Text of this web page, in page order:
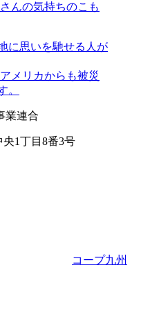
んの気持ちのこも
メリカからも被災
。
業連合
央1丁目8番3号
コープ九州